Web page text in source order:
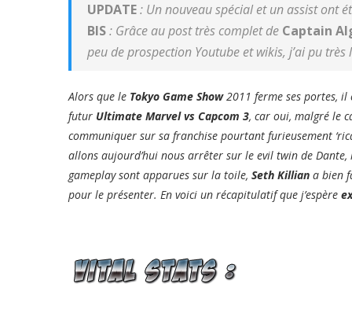
UPDATE: Un nouveau spécial et un assist ont
BIS: Grâce au post très complet de Captain
peu de prospection Youtube et wikis, j’ai pu
Alors que le Tokyo Game Show2011 ferme ses portes, il
futur Ultimate Marvel vs Capcom 3, car oui, malgré le
communiquer sur sa franchise pourtant furieusement
allons aujourd’hui nous arrêter sur le evil twin de
gameplay sont apparues sur la toile, Seth Killian a bien
pour le présenter. En voici un récapitulatif que j’espère